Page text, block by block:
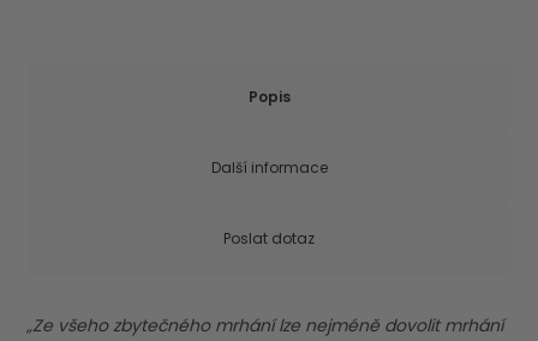
Popis
Další informace
Poslat dotaz
„Ze všeho zbytečného mrhání lze nejméně dovolit mrhání